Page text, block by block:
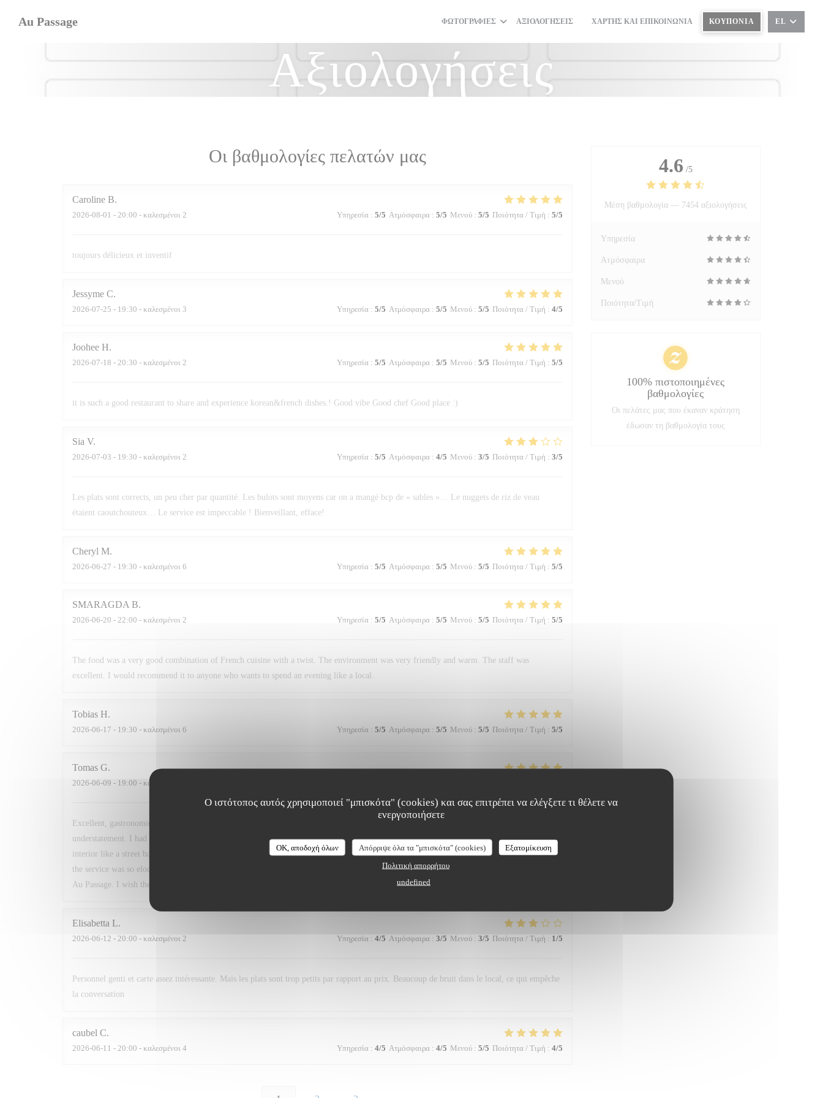
Ο ιστότοπος αυτός χρησιμοποιεί "μπισκότα" (cookies) και σας επιτρέπει να ελέγξετε τι θέλετε να
ενεργοποιήσετε
OK, αποδοχή όλων Απόρριψε όλα τα "μπισκότα" (cookies)
Εξατομίκευση
Πολιτική απορρήτου
undefined
Au Passage ΦΩΤΟΓΡΑΦΊΕΣ ΑΞΙΟΛΟΓΉΣΕΙΣ ΧΆΡΤΗΣ ΚΑΙ ΕΠΙΚΟΙΝΩΝΊΑ ΚΟΥΠΌΝΙΑ EL
Αξιολογήσεις
Οι βαθμολογίες πελατών μας
Caroline B
2026-08-01 - 20:00 - καλεσμένοι 2 Υπηρεσία: 5/5 Ατμόσφαιρα: 5/5 Μενού: 5/5 Ποιότητα / Τιμή : 5/5
toujours délicieux et inventif
Jessyme C
2026-07-25 - 19:30 - καλεσμένοι 3 Υπηρεσία: 5/5 Ατμόσφαιρα: 5/5 Μενού: 5/5 Ποιότητα / Τιμή : 4/5
Joohee H
2026-07-18 - 20:30 - καλεσμένοι 2 Υπηρεσία: 5/5 Ατμόσφαιρα: 5/5 Μενού: 5/5 Ποιότητα / Τιμή : 5/5
it is such a good restaurant to share and experience korean&french dishes.! Good vibe Good chef Good place :)
Sia V
2026-07-03 - 19:30 - καλεσμένοι 2 Υπηρεσία: 5/5 Ατμόσφαιρα: 4/5 Μενού: 3/5 Ποιότητα / Τιμή : 3/5
Les plats sont corrects, un peu cher par quantité. Les bulots sont moyens car on a mangé bcp de « sables »… Le nuggets de riz de veau
étaient caoutchouteux… Le service est impeccable ! Bienveillant, efface!
Cheryl M
2026-06-27 - 19:30 - καλεσμένοι 6 Υπηρεσία: 5/5 Ατμόσφαιρα: 5/5 Μενού: 5/5 Ποιότητα / Τιμή : 5/5
SMARAGDA B
2026-06-20 - 22:00 - καλεσμένοι 2 Υπηρεσία: 5/5 Ατμόσφαιρα: 5/5 Μενού: 5/5 Ποιότητα / Τιμή : 5/5
The food was a very good combination of French cuisine with a twist. The environment was very friendly and warm. The staff was
excellent. I would recommend it to anyone who wants to spend an evening like a local.
Tobias H
2026-06-17 - 19:30 - καλεσμένοι 6 Υπηρεσία: 5/5 Ατμόσφαιρα: 5/5 Μενού: 5/5 Ποιότητα / Τιμή : 5/5
Tomas G
2026-06-09 - 19:00 - καλεσμένοι 2
Excellent, gastronomic, modern, comfortable, nutritious. These are some adjectives I would like to describe this restaurant with, without
understatement. I had read about this restaurant in a book from 2017, and when we arrived in a narrow alley to the restaurant with an
interior like a street bar, my partner did not know what to expect. Afterwards we agreed that it was the best food we had on our trip thus far,
the service was so eloquent and helpful, and after travelling france for another week we have yet to find a restaurant that we like better than
Au Passage. I wish the best of luck to the chefs.
Elisabetta L
2026-06-12 - 20:00 - καλεσμένοι 2 Υπηρεσία: 4/5 Ατμόσφαιρα: 3/5 Μενού: 3/5 Ποιότητα / Τιμή : 1/5
Personnel genti et carte assez intéressante. Mais les plats sont trop petits par rapport au prix. Beaucoup de bruit dans le local, ce qui empêche
la conversation
caubel C
2026-06-11 - 20:00 - καλεσμένοι 4 Υπηρεσία: 4/5 Ατμόσφαιρα: 4/5 Μενού: 5/5 Ποιότητα / Τιμή : 4/5
4.6 /5
Μέση βαθμολογία — 7454 αξιολογήσεις
Υπηρεσία
Ατμόσφαιρα
Μενού
Ποιότητα/Τιμή
100% πιστοποιημένες
βαθμολογίες
Οι πελάτες μας που έκαναν κράτηση
έδωσαν τη βαθμολογία τους